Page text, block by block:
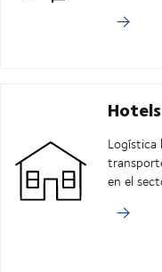
Logística
en el